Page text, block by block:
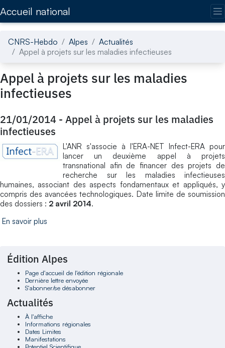
Accueil national
CNRS-Hebdo Alpes
Actualités
Appel à projets sur les maladies infectieuses
Appel à projets sur les maladies
infectieuses
21/01/2014 - Appel à projets sur les maladies
infectieuses
L'ANR s'associe à l'ERA-NET Infect-ERA pour
lancer un deuxième appel à projets
transnational afin de financer des projets de
recherche sur les maladies infectieuses
humaines, associant des aspects fondamentaux et appliqués, y
compris des avancées technologiques. Date limite de soumission
des dossiers : 2 avril 2014.
En savoir plus
Édition Alpes
Page d'accueil de l'édition régionale
Dernière lettre envoyée
S'abonner/se désabonner
Actualités
À l'affiche
Informations régionales
Dates Limites
Manifestations
Potentiel Scientifique